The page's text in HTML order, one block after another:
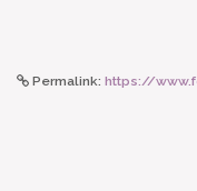
Permalink: https://